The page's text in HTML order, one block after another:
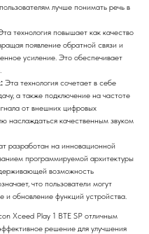
лучше понимать речь в
технология повышает как качество
появление обратной связи и
усиление. Это обеспечивает
Эта технология сочетает в себе
а также подключение на частоте
от внешних цифровых
наслаждаться качественным звуком
разработан на инновационной
программируемой архитектуры
возможность
что пользователи могут
и обновление функций устройства.
Xceed Play 1 BTE SP отличным
решение для улучшения